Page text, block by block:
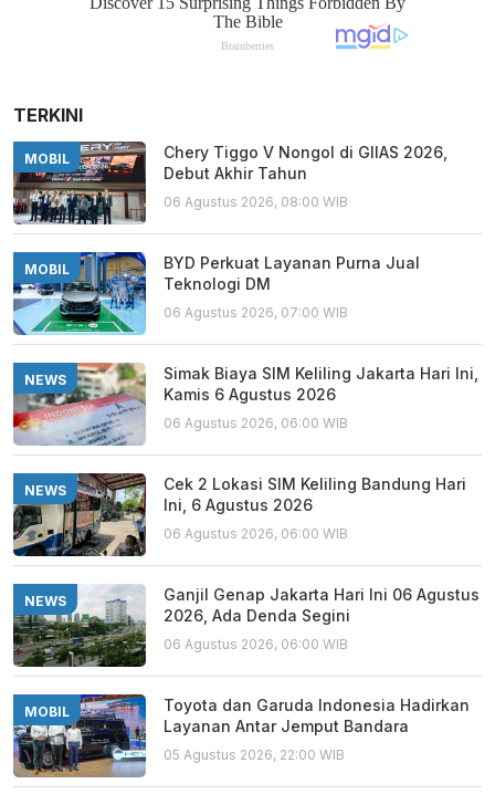
TERKINI
MOBIL
Chery Tiggo V Nongol di GIIAS 2026,
Debut Akhir Tahun
06 Agustus 2026, 08:00 WIB
MOBIL
BYD Perkuat Layanan Purna Jual
Teknologi DM
06 Agustus 2026, 07:00 WIB
NEWS
Simak Biaya SIM Keliling Jakarta Hari Ini,
Kamis 6 Agustus 2026
06 Agustus 2026, 06:00 WIB
NEWS
Cek 2 Lokasi SIM Keliling Bandung Hari
Ini, 6 Agustus 2026
06 Agustus 2026, 06:00 WIB
NEWS
Ganjil Genap Jakarta Hari Ini 06 Agustus
2026, Ada Denda Segini
06 Agustus 2026, 06:00 WIB
MOBIL
Toyota dan Garuda Indonesia Hadirkan
Layanan Antar Jemput Bandara
05 Agustus 2026, 22:00 WIB